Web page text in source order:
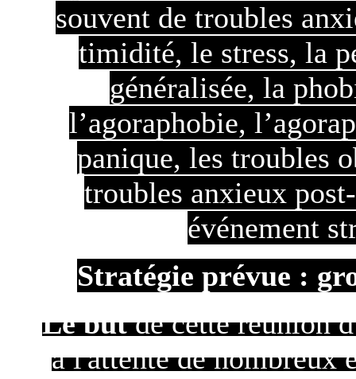
souvent de troubles
timidité, le stress, la
généralisée, la
l’agoraphobie,
panique, les troubles
troubles anxieux
événement
Stratégie prévue :
Le butde cette réunion
à l'attente de nombreux